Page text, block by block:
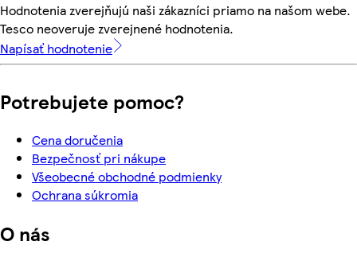
Hodnotenia zverejňujú naši zákazníci priamo na našom webe.
Tesco neoveruje zverejnené hodnotenia.
Napísať hodnotenie
Potrebujete pomoc?
Cena doručenia
Bezpečnosť pri nákupe
Všeobecné obchodné podmienky
Ochrana súkromia
O nás